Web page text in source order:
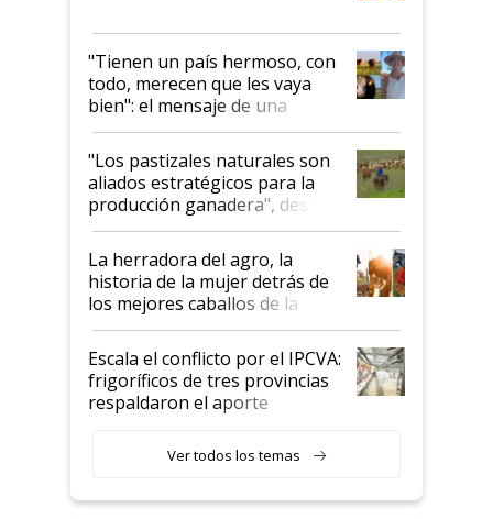
"Tienen un país hermoso, con
todo, merecen que les vaya
bien": el mensaje de una
ganadera uruguaya sobre las
oportunidades que se abren
para el agro en Argentina, con
foco en la carne
"Los pastizales naturales son
aliados estratégicos para la
producción ganadera", destaca
la iniciativa que ya reúne a 46
establecimientos en Argentina
La herradora del agro, la
historia de la mujer detrás de
los mejores caballos de la
Argentina y los mitos que
todavía hacen sufrir a estos
animales: "Mientras me
descalificaban, yo seguí
haciendo currículum"
Escala el conflicto por el IPCVA:
frigoríficos de tres provincias
respaldaron el aporte
Ver todos los temas